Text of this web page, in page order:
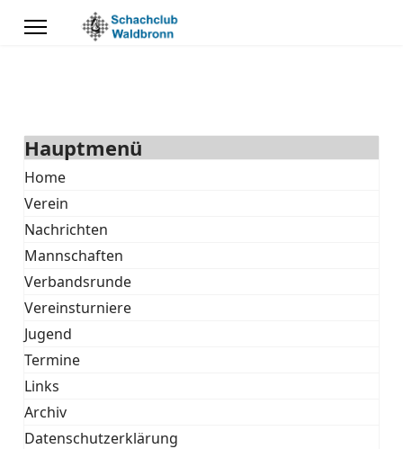
Hauptmenü
Home
Verein
Nachrichten
Mannschaften
Verbandsrunde
Vereinsturniere
Jugend
Termine
Links
Archiv
Datenschutzerklärung